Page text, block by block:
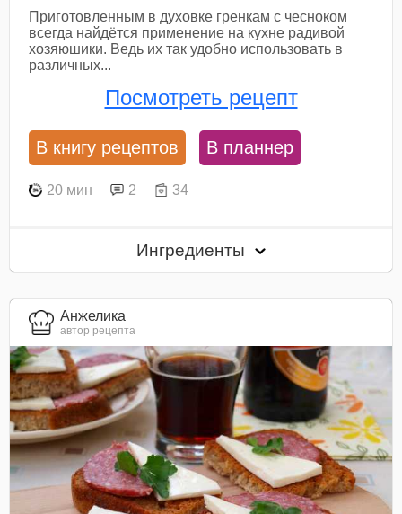
Приготовленным в духовке гренкам с чесноком
всегда найдётся применение на кухне радивой
хозяюшики. Ведь их так удобно использовать в
различных...
Посмотреть рецепт
В книгу рецептов В планнер
20 мин 2 34
Ингредиенты
Анжелика
автор рецепта